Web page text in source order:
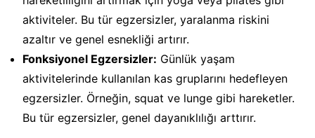
aktiviteler. Bu tür egzersizler, yaralanma riskini
azaltır ve genel esnekliği artırır.
Fonksiyonel Egzersizler: Günlük yaşam
aktivitelerinde kullanılan kas gruplarını hedefleyen
egzersizler. Örneğin, squat ve lunge gibi hareketler.
Bu tür egzersizler, genel dayanıklılığı arttırır.